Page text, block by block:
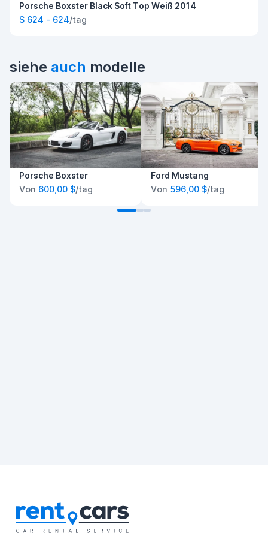
Porsche Boxster Black Soft Top Weiß 2014
$ 624 - 624/tag
siehe auch modelle
Porsche Boxster
Von 600,00 $/tag
Ford Mustang
Von 596,00 $/tag